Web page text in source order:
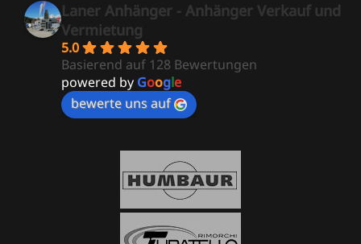
Laner Anhänger - Anhänger Verkauf und
Vermietung
5.0
Basierend auf 128 Bewertungen
powered by Google
bewerte uns auf